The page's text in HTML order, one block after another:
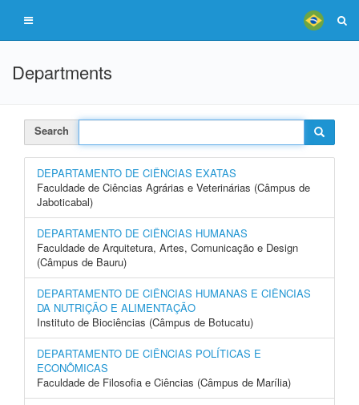
Departments
Search
DEPARTAMENTO DE CIÊNCIAS EXATAS
Faculdade de Ciências Agrárias e Veterinárias (Câmpus de
Jaboticabal)
DEPARTAMENTO DE CIÊNCIAS HUMANAS
Faculdade de Arquitetura, Artes, Comunicação e Design
(Câmpus de Bauru)
DEPARTAMENTO DE CIÊNCIAS HUMANAS E CIÊNCIAS
DA NUTRIÇÃO E ALIMENTAÇÃO
Instituto de Biociências (Câmpus de Botucatu)
DEPARTAMENTO DE CIÊNCIAS POLÍTICAS E
ECONÔMICAS
Faculdade de Filosofia e Ciências (Câmpus de Marília)